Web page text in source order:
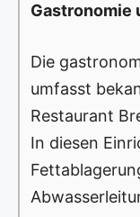
Gastronomie
Die
umfasst
Restaurant
In diesen